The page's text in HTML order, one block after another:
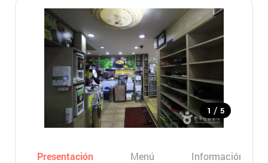
1 / 5
Presentación Menú Información